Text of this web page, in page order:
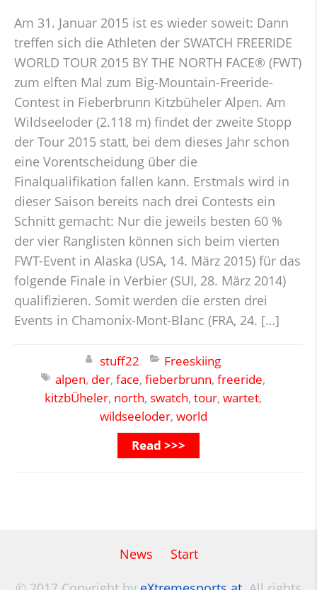
Am 31. Januar 2015 ist es wieder soweit: Dann
treffen sich die Athleten der SWATCH FREERIDE
WORLD TOUR 2015 BY THE NORTH FACE® (FWT)
zum elften Mal zum Big-Mountain-Freeride-
Contest in Fieberbrunn Kitzbüheler Alpen. Am
Wildseeloder (2.118 m) findet der zweite Stopp
der Tour 2015 statt, bei dem dieses Jahr schon
eine Vorentscheidung über die
Finalqualifikation fallen kann. Erstmals wird in
dieser Saison bereits nach drei Contests ein
Schnitt gemacht: Nur die jeweils besten 60 %
der vier Ranglisten können sich beim vierten
FWT-Event in Alaska (USA, 14. März 2015) für das
folgende Finale in Verbier (SUI, 28. März 2014)
qualifizieren. Somit werden die ersten drei
Events in Chamonix-Mont-Blanc (FRA, 24. […]
stuff22
Freeskiing
alpen, der, face, fieberbrunn, freeride,
kitzbÜheler, north, swatch, tour, wartet,
wildseeloder, world
Read >>>
News
Start